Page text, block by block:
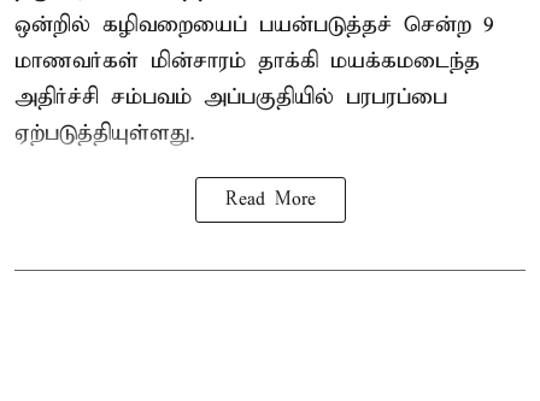
ஒன்றில் கழிவறையைப் பயன்படுத்தச் சென்ற 9
மாணவர்கள் மின்சாரம் தாக்கி மயக்கமடைந்த
அதிர்ச்சி சம்பவம் அப்பகுதியில் பரபரப்பை
ஏற்படுத்தியுள்ளது.
Read More